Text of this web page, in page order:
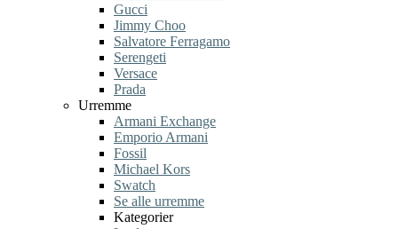
Gucci
Jimmy Choo
Salvatore Ferragamo
Serengeti
Versace
Prada
Urremme
Armani Exchange
Emporio Armani
Fossil
Michael Kors
Swatch
Se alle urremme
Kategorier